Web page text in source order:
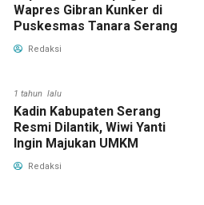
Wapres Gibran Kunker di
Puskesmas Tanara Serang
Redaksi
1 tahun lalu
Kadin Kabupaten Serang
Resmi Dilantik, Wiwi Yanti
Ingin Majukan UMKM
Redaksi